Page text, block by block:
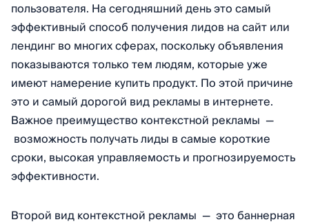
пользователя. На сегодняшний день это самый
эффективный способ получения лидов на сайт или
лендинг во многих сферах, поскольку объявления
показываются только тем людям, которые уже
имеют намерение купить продукт. По этой причине
это и самый дорогой вид рекламы в интернете.
Важное преимущество контекстной рекламы —
возможность получать лиды в самые короткие
сроки, высокая управляемость и прогнозируемость
эффективности.
Второй вид контекстной рекламы — это баннерная